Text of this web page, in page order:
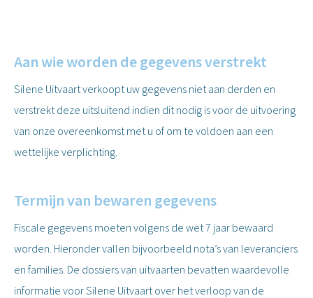
Aan wie worden de gegevens verstrekt
Silene Uitvaart verkoopt uw gegevens niet aan derden en
verstrekt deze uitsluitend indien dit nodig is voor de uitvoering
van onze overeenkomst met u of om te voldoen aan een
wettelijke verplichting.
Termijn van bewaren gegevens
Fiscale gegevens moeten volgens de wet 7 jaar bewaard
worden. Hieronder vallen bijvoorbeeld nota’s van leveranciers
en families. De dossiers van uitvaarten bevatten waardevolle
informatie voor Silene Uitvaart over het verloop van de